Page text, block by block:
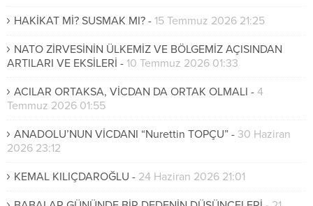
HAKİKAT Mİ? SUSMAK MI? - 15 Temmuz 2026 21:25
NATO ZİRVESİNİN ÜLKEMİZ VE BÖLGEMİZ AÇISINDAN
ARTILARI VE EKSİLERİ - 10 Temmuz 2026 01:33
ACILAR ORTAKSA, VİCDAN DA ORTAK OLMALI - 4
Temmuz 2026 01:55
ANADOLU’NUN VİCDANI “Nurettin TOPÇU” - 30 Haziran
2026 23:12
KEMAL KILIÇDAROĞLU - 24 Haziran 2026 21:01